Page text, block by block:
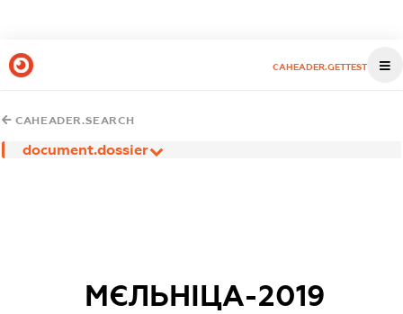
CAHEADER.GETTEST
CAHEADER.SEARCH
document.dossier
МЄЛЬНІЦА-2019